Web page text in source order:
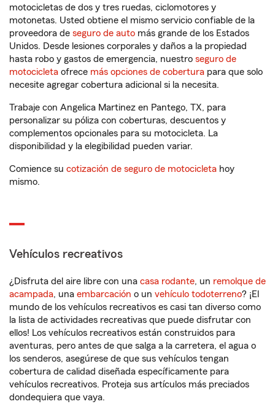
motocicletas de dos y tres ruedas, ciclomotores y
motonetas. Usted obtiene el mismo servicio confiable de la
proveedora de seguro de auto más grande de los Estados
Unidos. Desde lesiones corporales y daños a la propiedad
hasta robo y gastos de emergencia, nuestro seguro de
motocicleta ofrece más opciones de cobertura para que solo
necesite agregar cobertura adicional si la necesita.
Trabaje con Angelica Martinez en Pantego, TX, para
personalizar su póliza con coberturas, descuentos y
complementos opcionales para su motocicleta. La
disponibilidad y la elegibilidad pueden variar.
Comience su cotización de seguro de motocicleta hoy
mismo.
Vehículos recreativos
¿Disfruta del aire libre con una casa rodante, un remolque de
acampada, una embarcación o un vehículo todoterreno? ¡El
mundo de los vehículos recreativos es casi tan diverso como
la lista de actividades recreativas que puede disfrutar con
ellos! Los vehículos recreativos están construidos para
aventuras, pero antes de que salga a la carretera, el agua o
los senderos, asegúrese de que sus vehículos tengan
cobertura de calidad diseñada específicamente para
vehículos recreativos. Proteja sus artículos más preciados
dondequiera que vaya.